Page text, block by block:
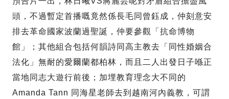
頭，不過暫定首播嘅竟然係長毛同曾鈺成，仲刻意安
排去革命國家波蘭過聖誕，仲要參觀「抗命博物
館」；其他組合包括何韻詩同高主教去「同性婚姻合
法化」無耐的愛爾蘭都柏林，而且二人出發日子喺正
當地同志大遊行前後；加埋教育理念大不同的
Amanda Tann 同海星老師去到越南河內義教，可謂